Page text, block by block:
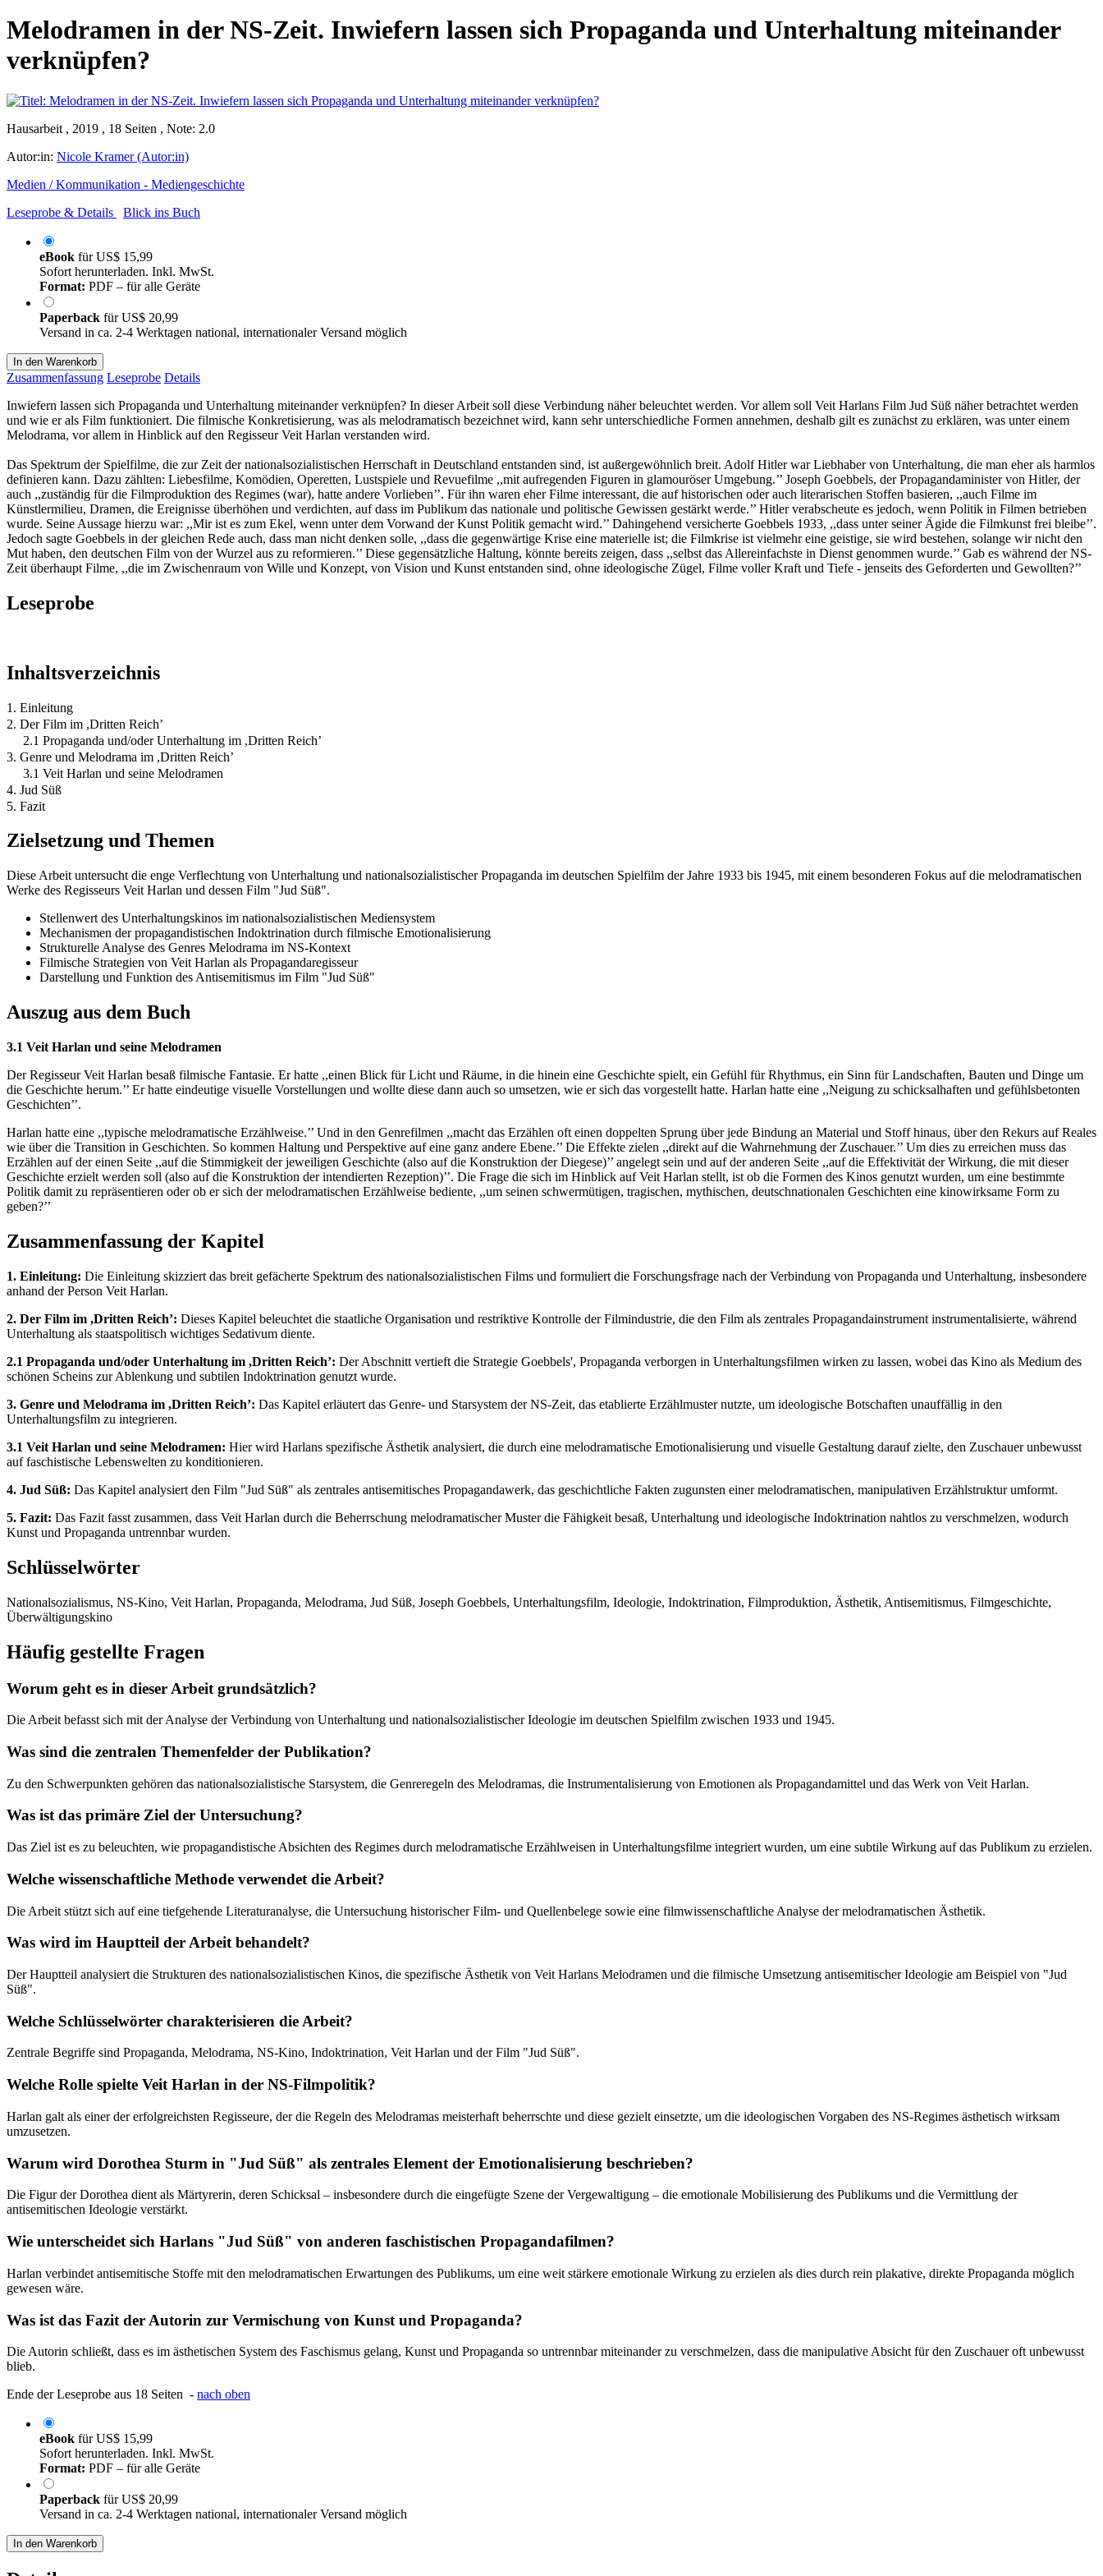
Melodramen in der NS-Zeit. Inwiefern lassen sich Propaganda und Unterhaltung miteinander
verknüpfen?
Hausarbeit , 2019 , 18 Seiten , Note: 2.0
Autor:in: Nicole Kramer (Autor:in)
Medien / Kommunikation - Mediengeschichte
Leseprobe & Details
Blick ins Buch
eBook fürUS$ 15,99
Sofort herunterladen. Inkl. MwSt.
Format: PDF – für alle Geräte
Paperback fürUS$ 20,99
Versand in ca. 2-4 Werktagen national, internationaler Versand möglich
In den Warenkorb
Zusammenfassung Leseprobe Details
Inwiefern lassen sich Propaganda und Unterhaltung miteinander verknüpfen? In dieser Arbeit soll diese Verbindung näher beleuchtet werden. Vor allem soll Veit Harlans Film Jud Süß näher betrachtet werden
und wie er als Film funktioniert. Die filmische Konkretisierung, was als melodramatisch bezeichnet wird, kann sehr unterschiedliche Formen annehmen, deshalb gilt es zunächst zu erklären, was unter einem
Melodrama, vor allem in Hinblick auf den Regisseur Veit Harlan verstanden wird.
Das Spektrum der Spielfilme, die zur Zeit der nationalsozialistischen Herrschaft in Deutschland entstanden sind, ist außergewöhnlich breit. Adolf Hitler war Liebhaber von Unterhaltung, die man eher als harmlos
definieren kann. Dazu zählten: Liebesfilme, Komödien, Operetten, Lustspiele und Revuefilme ,,mit aufregenden Figuren in glamouröser Umgebung.’’ Joseph Goebbels, der Propagandaminister von Hitler, der
auch ,,zuständig für die Filmproduktion des Regimes (war), hatte andere Vorlieben’’. Für ihn waren eher Filme interessant, die auf historischen oder auch literarischen Stoffen basieren, ,,auch Filme im
Künstlermilieu, Dramen, die Ereignisse überhöhen und verdichten, auf dass im Publikum das nationale und politische Gewissen gestärkt werde.’’ Hitler verabscheute es jedoch, wenn Politik in Filmen betrieben
wurde. Seine Aussage hierzu war: ,,Mir ist es zum Ekel, wenn unter dem Vorwand der Kunst Politik gemacht wird.’’ Dahingehend versicherte Goebbels 1933, ,,dass unter seiner Ägide die Filmkunst frei bleibe’’.
Jedoch sagte Goebbels in der gleichen Rede auch, dass man nicht denken solle, ,,dass die gegenwärtige Krise eine materielle ist; die Filmkrise ist vielmehr eine geistige, sie wird bestehen, solange wir nicht den
Mut haben, den deutschen Film von der Wurzel aus zu reformieren.’’ Diese gegensätzliche Haltung, könnte bereits zeigen, dass ,,selbst das Allereinfachste in Dienst genommen wurde.’’ Gab es während der NS-
Zeit überhaupt Filme, ,,die im Zwischenraum von Wille und Konzept, von Vision und Kunst entstanden sind, ohne ideologische Zügel, Filme voller Kraft und Tiefe - jenseits des Geforderten und Gewollten?’’
Leseprobe
Inhaltsverzeichnis
1. Einleitung
2. Der Film im ,Dritten Reich’
2.1 Propaganda und/oder Unterhaltung im ,Dritten Reich’
3. Genre und Melodrama im ,Dritten Reich’
3.1 Veit Harlan und seine Melodramen
4. Jud Süß
5. Fazit
Zielsetzung und Themen
Diese Arbeit untersucht die enge Verflechtung von Unterhaltung und nationalsozialistischer Propaganda im deutschen Spielfilm der Jahre 1933 bis 1945, mit einem besonderen Fokus auf die melodramatischen
Werke des Regisseurs Veit Harlan und dessen Film "Jud Süß".
Stellenwert des Unterhaltungskinos im nationalsozialistischen Mediensystem
Mechanismen der propagandistischen Indoktrination durch filmische Emotionalisierung
Strukturelle Analyse des Genres Melodrama im NS-Kontext
Filmische Strategien von Veit Harlan als Propagandaregisseur
Darstellung und Funktion des Antisemitismus im Film "Jud Süß"
Auszug aus dem Buch
3.1 Veit Harlan und seine Melodramen
Der Regisseur Veit Harlan besaß filmische Fantasie. Er hatte ,,einen Blick für Licht und Räume, in die hinein eine Geschichte spielt, ein Gefühl für Rhythmus, ein Sinn für Landschaften, Bauten und Dinge um
die Geschichte herum.’’ Er hatte eindeutige visuelle Vorstellungen und wollte diese dann auch so umsetzen, wie er sich das vorgestellt hatte. Harlan hatte eine ,,Neigung zu schicksalhaften und gefühlsbetonten
Geschichten’’.
Harlan hatte eine ,,typische melodramatische Erzählweise.’’ Und in den Genrefilmen ,,macht das Erzählen oft einen doppelten Sprung über jede Bindung an Material und Stoff hinaus, über den Rekurs auf Reales
wie über die Transition in Geschichten. So kommen Haltung und Perspektive auf eine ganz andere Ebene.’’ Die Effekte zielen ,,direkt auf die Wahrnehmung der Zuschauer.’’ Um dies zu erreichen muss das
Erzählen auf der einen Seite ,,auf die Stimmigkeit der jeweiligen Geschichte (also auf die Konstruktion der Diegese)’’ angelegt sein und auf der anderen Seite ,,auf die Effektivität der Wirkung, die mit dieser
Geschichte erzielt werden soll (also auf die Konstruktion der intendierten Rezeption)’’. Die Frage die sich im Hinblick auf Veit Harlan stellt, ist ob die Formen des Kinos genutzt wurden, um eine bestimmte
Politik damit zu repräsentieren oder ob er sich der melodramatischen Erzählweise bediente, ,,um seinen schwermütigen, tragischen, mythischen, deutschnationalen Geschichten eine kinowirksame Form zu
geben?’’
Zusammenfassung der Kapitel
1. Einleitung: Die Einleitung skizziert das breit gefächerte Spektrum des nationalsozialistischen Films und formuliert die Forschungsfrage nach der Verbindung von Propaganda und Unterhaltung, insbesondere
anhand der Person Veit Harlan.
2. Der Film im ,Dritten Reich’: Dieses Kapitel beleuchtet die staatliche Organisation und restriktive Kontrolle der Filmindustrie, die den Film als zentrales Propagandainstrument instrumentalisierte, während
Unterhaltung als staatspolitisch wichtiges Sedativum diente.
2.1 Propaganda und/oder Unterhaltung im ,Dritten Reich’: Der Abschnitt vertieft die Strategie Goebbels', Propaganda verborgen in Unterhaltungsfilmen wirken zu lassen, wobei das Kino als Medium des
schönen Scheins zur Ablenkung und subtilen Indoktrination genutzt wurde.
3. Genre und Melodrama im ,Dritten Reich’: Das Kapitel erläutert das Genre- und Starsystem der NS-Zeit, das etablierte Erzählmuster nutzte, um ideologische Botschaften unauffällig in den
Unterhaltungsfilm zu integrieren.
3.1 Veit Harlan und seine Melodramen: Hier wird Harlans spezifische Ästhetik analysiert, die durch eine melodramatische Emotionalisierung und visuelle Gestaltung darauf zielte, den Zuschauer unbewusst
auf faschistische Lebenswelten zu konditionieren.
4. Jud Süß: Das Kapitel analysiert den Film "Jud Süß" als zentrales antisemitisches Propagandawerk, das geschichtliche Fakten zugunsten einer melodramatischen, manipulativen Erzählstruktur umformt.
5. Fazit: Das Fazit fasst zusammen, dass Veit Harlan durch die Beherrschung melodramatischer Muster die Fähigkeit besaß, Unterhaltung und ideologische Indoktrination nahtlos zu verschmelzen, wodurch
Kunst und Propaganda untrennbar wurden.
Schlüsselwörter
Nationalsozialismus, NS-Kino, Veit Harlan, Propaganda, Melodrama, Jud Süß, Joseph Goebbels, Unterhaltungsfilm, Ideologie, Indoktrination, Filmproduktion, Ästhetik, Antisemitismus, Filmgeschichte,
Überwältigungskino
Häufig gestellte Fragen
Worum geht es in dieser Arbeit grundsätzlich?
Die Arbeit befasst sich mit der Analyse der Verbindung von Unterhaltung und nationalsozialistischer Ideologie im deutschen Spielfilm zwischen 1933 und 1945.
Was sind die zentralen Themenfelder der Publikation?
Zu den Schwerpunkten gehören das nationalsozialistische Starsystem, die Genreregeln des Melodramas, die Instrumentalisierung von Emotionen als Propagandamittel und das Werk von Veit Harlan.
Was ist das primäre Ziel der Untersuchung?
Das Ziel ist es zu beleuchten, wie propagandistische Absichten des Regimes durch melodramatische Erzählweisen in Unterhaltungsfilme integriert wurden, um eine subtile Wirkung auf das Publikum zu erzielen.
Welche wissenschaftliche Methode verwendet die Arbeit?
Die Arbeit stützt sich auf eine tiefgehende Literaturanalyse, die Untersuchung historischer Film- und Quellenbelege sowie eine filmwissenschaftliche Analyse der melodramatischen Ästhetik.
Was wird im Hauptteil der Arbeit behandelt?
Der Hauptteil analysiert die Strukturen des nationalsozialistischen Kinos, die spezifische Ästhetik von Veit Harlans Melodramen und die filmische Umsetzung antisemitischer Ideologie am Beispiel von "Jud
Süß".
Welche Schlüsselwörter charakterisieren die Arbeit?
Zentrale Begriffe sind Propaganda, Melodrama, NS-Kino, Indoktrination, Veit Harlan und der Film "Jud Süß".
Welche Rolle spielte Veit Harlan in der NS-Filmpolitik?
Harlan galt als einer der erfolgreichsten Regisseure, der die Regeln des Melodramas meisterhaft beherrschte und diese gezielt einsetzte, um die ideologischen Vorgaben des NS-Regimes ästhetisch wirksam
umzusetzen.
Warum wird Dorothea Sturm in "Jud Süß" als zentrales Element der Emotionalisierung beschrieben?
Die Figur der Dorothea dient als Märtyrerin, deren Schicksal – insbesondere durch die eingefügte Szene der Vergewaltigung – die emotionale Mobilisierung des Publikums und die Vermittlung der
antisemitischen Ideologie verstärkt.
Wie unterscheidet sich Harlans "Jud Süß" von anderen faschistischen Propagandafilmen?
Harlan verbindet antisemitische Stoffe mit den melodramatischen Erwartungen des Publikums, um eine weit stärkere emotionale Wirkung zu erzielen als dies durch rein plakative, direkte Propaganda möglich
gewesen wäre.
Was ist das Fazit der Autorin zur Vermischung von Kunst und Propaganda?
Die Autorin schließt, dass es im ästhetischen System des Faschismus gelang, Kunst und Propaganda so untrennbar miteinander zu verschmelzen, dass die manipulative Absicht für den Zuschauer oft unbewusst
blieb.
Ende der Leseprobe aus 18 Seiten - nach oben
eBook fürUS$ 15,99
Sofort herunterladen. Inkl. MwSt.
Format: PDF – für alle Geräte
Paperback fürUS$ 20,99
Versand in ca. 2-4 Werktagen national, internationaler Versand möglich
In den Warenkorb